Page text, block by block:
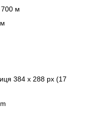
м
384 х 288 px (17